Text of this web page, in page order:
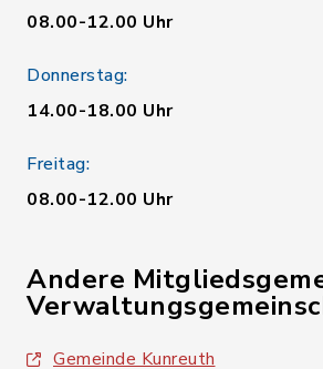
08.00-12.00 Uhr
Donnerstag:
14.00-18.00 Uhr
Freitag:
08.00-12.00 Uhr
Andere
Gemeinde Kunreuth